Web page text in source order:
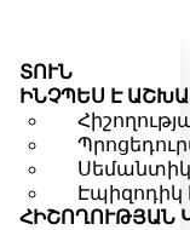
ՏՈՒՆ
ԻՆՉՊԵՍ Է
Սեմանտիկ
Էպիզոդիկ
ՀԻՇՈՂՈՒԹՅԱՆ